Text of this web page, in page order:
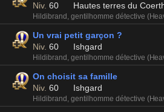
Niv. 60 Hautes terres du
Hildibrand, gentilhomme détective
Un vrai petit garçon ?
Niv. 60 Ishgard
Hildibrand, gentilhomme détective
On choisit sa famille
Niv. 60 Ishgard
Hildibrand, gentilhomme détective